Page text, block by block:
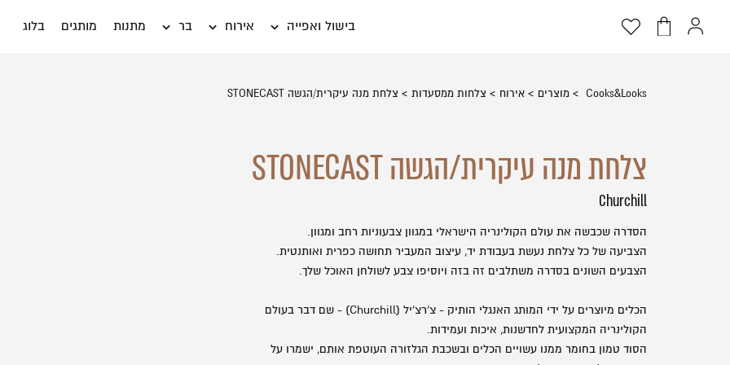
פתיחתפתיחת
פתיחת
למשתמש
בישול ואפייה אירוח בר מתנות מותגים בלוג
סגור
Cooks&Looks מוצרים אירוח צלחות ממסעדות צלחת מנה עיקרית/הגשה STONECAST
צלחת מנה עיקרית/הגשה STONECAST
Churchill
הסדרה שכבשה את עולם הקולינריה הישראלי במגוון צבעוניות רחב ומגוון.
הצביעה של כל צלחת נעשת בעבודת יד, עיצוב המעביר תחושה כפרית ואותנטית.
הצבעים השונים בסדרה משתלבים זה בזה ויוסיפו צבע לשולחן האוכל שלך.
הכלים מיוצרים על ידי המותג האנגלי הותיק - צ'רצ'יל (Churchill) - שם דבר בעולם
הקולינריה המקצועית לחדשנות, איכות ועמידות.
הסוד טמון בחומר ממנו עשויים הכלים ובשכבת הגלזורה העוטפת אותם, ישמרו על